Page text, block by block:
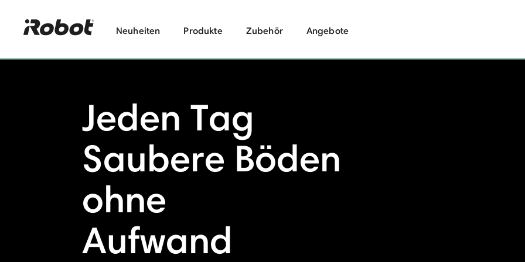
Neuheiten Produkte Zubehör Angebote
Jeden Tag
Saubere Böden
ohne
Aufwand